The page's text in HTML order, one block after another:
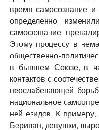
время самосознание и
определенно
самосознание
Этому процессу в
общественно-
в бывшем Союзе, в
контактов с
неослабевающей
национальное
ней езидов. К
Бериван, девушки,